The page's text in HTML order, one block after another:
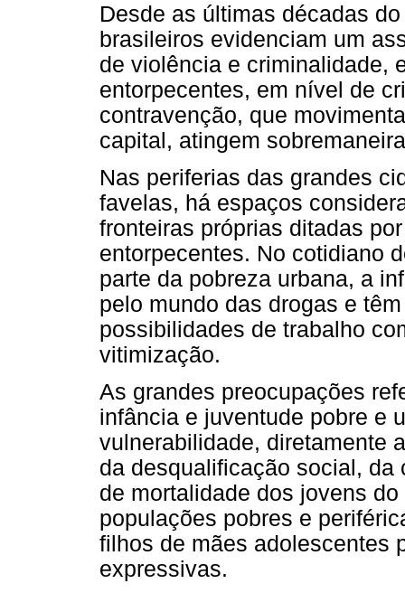
Desde as últimas décadas
brasileiros evidenciam um
de violência e criminalidade,
entorpecentes, em nível de
contravenção, que
capital, atingem
Nas periferias das grandes
favelas, há espaços
fronteiras próprias ditadas
entorpecentes. No cotidiano
parte da pobreza urbana, a
pelo mundo das drogas e
possibilidades de trabalho
vitimização.
As grandes preocupações
infância e juventude pobre e
vulnerabilidade, diretamente
da desqualificação social,
de mortalidade dos jovens
populações pobres e
filhos de mães adolescentes
expressivas.